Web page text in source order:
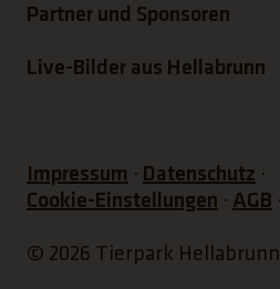
Partner und Sponsoren
Live-Bilder aus Hellabrunn
Impressum
Datenschutz
Cookie-Einstellungen
AGB
© 2026 Tierpark Hellabrunn